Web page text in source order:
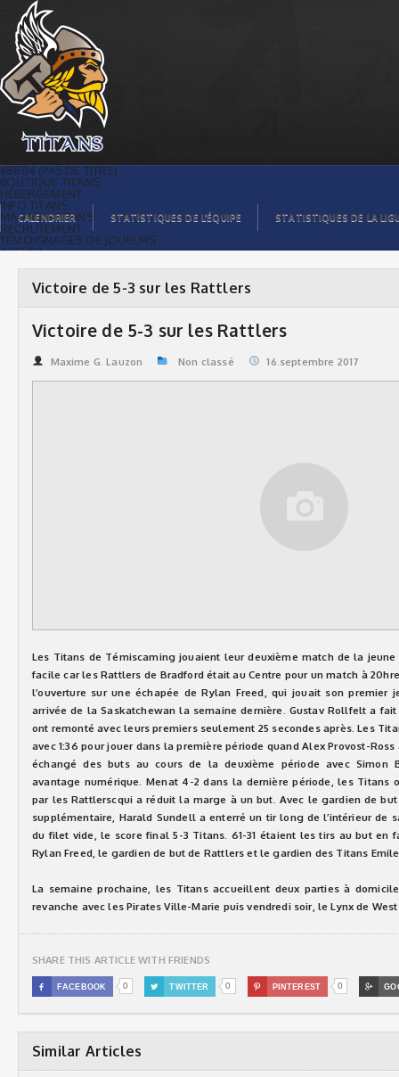
Victoire de 5-3 sur les Rattlers | Titans
de témiscaming
#8804 (PAS DE TITRE)
BOUTIQUE TITANS
HÉBERGEMENT
INFO TITANS
MAGASIN TITANS
RECRUTEMENT
TÉMOIGNAGES DE JOUEURS
ACCUEIL
GALERIE PHOTOS
STATISTIQUES
ORGANISATION
CALENDRIER
COMMANDITAIRES
STATISTIQUES DE LA LIGUE
CALENDRIER STATISTIQUES DE L’ÉQUIPE STATISTIQUES DE LA
Victoire de 5-3 sur les Rattlers
Victoire de 5-3 sur les Rattlers
Maxime G. Lauzon Non classé 16.septembre 2017
Les Titans de Témiscaming jouaient leur deuxième match de la jeune
facile car les Rattlers de Bradford était au Centre pour un match à
l’ouverture sur une échapée de Rylan Freed, qui jouait son
arrivée de la Saskatchewan la semaine dernière. Gustav Rollfelt a
ont remonté avec leurs premiers seulement 25 secondes après. Les
avec 1:36 pour jouer dans la première période quand Alex Provost-
échangé des buts au cours de la deuxième période avec Simon
avantage numérique. Menat 4-2 dans la dernière période, les Titans
par les Rattlerscqui a réduit la marge à un but. Avec le gardien de
supplémentaire, Harald Sundell a enterré un tir long de l’intérieur de
du filet vide, le score final 5-3 Titans. 61-31 étaient les tirs au but en
Rylan Freed, le gardien de but de Rattlers et le gardien des Titans
La semaine prochaine, les Titans accueillent deux parties à
revanche avec les Pirates Ville-Marie puis vendredi soir, le Lynx de
SHARE THIS ARTICLE WITH FRIENDS
 FACEBOOK 0  TWITTER 0  PINTEREST 0 
Similar Articles